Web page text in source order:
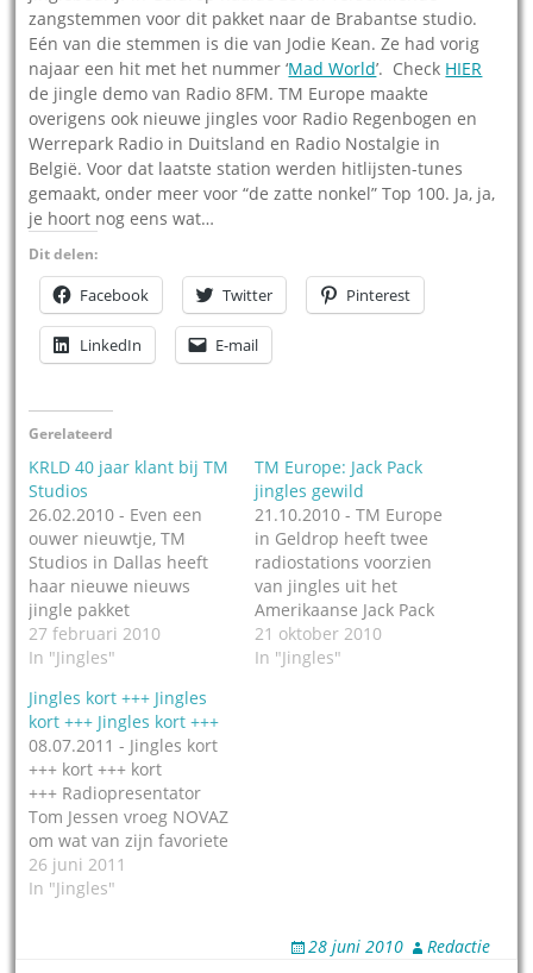
zangstemmen voor dit pakket naar de Brabantse studio.
Eén van die stemmen is die van Jodie Kean. Ze had vorig
najaar een hit met het nummer ‘Mad World’. Check HIER
de jingle demo van Radio 8FM. TM Europe maakte
overigens ook nieuwe jingles voor Radio Regenbogen en
Werrepark Radio in Duitsland en Radio Nostalgie in
België. Voor dat laatste station werden hitlijsten-tunes
gemaakt, onder meer voor “de zatte nonkel” Top 100. Ja, ja,
je hoort nog eens wat…
Dit delen:
Facebook Twitter Pinterest
LinkedIn E-mail
Gerelateerd
KRLD 40 jaar klant bij TM
Studios
26.02.2010 - Even een
ouwer nieuwtje, TM
Studios in Dallas heeft
haar nieuwe nieuws
jingle pakket
gepresenteerd voor
Newsradio 1080 KRLD in
sinds de jaren zeventig
maakt TM de jingles voor
dit nieuwsstation in
Dallas. In 1970 werd een
custom made pakket
gemaakt. Ook het in
Nederland…
27 februari 2010
In "Jingles"
TM Europe: Jack Pack
jingles gewild
21.10.2010 - TM Europe
in Geldrop heeft twee
radiostations voorzien
van jingles uit het
Amerikaanse Jack Pack
pakket: Rockland Radio
in Zuidwest Duitsland
21 oktober 2010
In "Jingles"
Jingles kort +++ Jingles
kort +++ Jingles kort +++
08.07.2011 - Jingles kort
+++ kort +++ kort
+++ Radiopresentator
Tom Jessen vroeg NOVAZ
om wat van zijn favoriete
classics te
personaliseren voor zijn
26 juni 2011
In "Jingles"
28 juni 2010 Redactie